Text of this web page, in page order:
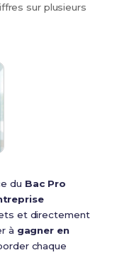
sur plusieurs
du Bac Pro
et directement
à gagner en
chaque